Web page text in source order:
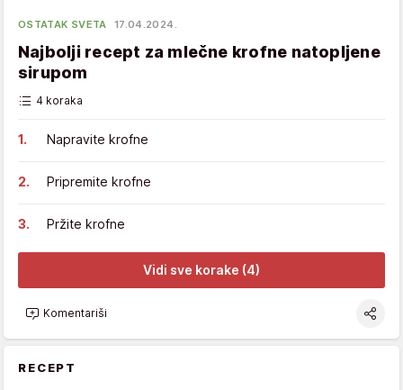
OSTATAK SVETA 17.04.2024.
Najbolji recept za mlečne krofne natopljene
sirupom
4 koraka
Napravite krofne
Pripremite krofne
Pržite krofne
Vidi sve korake (4)
Komentariši
RECEPT